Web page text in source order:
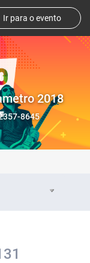
Ir para o evento
2018
8645